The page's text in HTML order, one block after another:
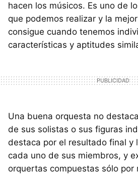
hacen los músicos. Es uno de
que podemos realizar y la
consigue cuando tenemos
características y aptitudes
Una buena orquesta no
de sus solistas o sus figuras
destaca por el resultado final y
cada uno de sus miembros, y
orquertas compuestas sólo por